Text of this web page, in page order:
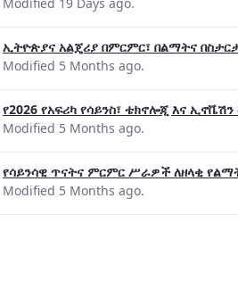
ኢትዮጵያና አልጄሪያ በምርምር፣ በልማትና
Modified 5 Months ago.
የ2026 የአፍሪካ የሳይንስ፣ ቴክኖሎጂ እና
Modified 5 Months ago.
የሳይንሳዊ ጥናትና ምርምር ሥራዎች ለዘላቂ
Modified 5 Months ago.